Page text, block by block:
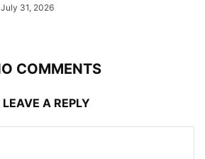
July 31, 2026
COMMENTS
LEAVE A REPLY